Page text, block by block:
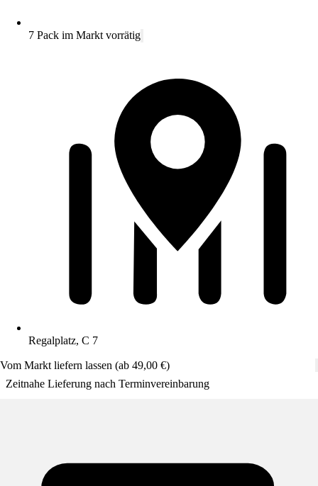
7 Pack im Markt vorrätig
Regalplatz, C 7
Vom Markt liefern lassen (ab 49,00 €)
Zeitnahe Lieferung nach Terminvereinbarung